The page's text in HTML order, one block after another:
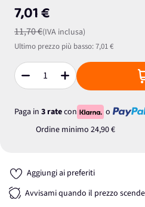
7,01 €
11,70 €(IVA inclusa)
Ultimo prezzo più basso:7,01 €
Quantità
Paga in 3 ratecon
o
Ordine minimo 24,90 €
Aggiungi ai preferiti
Avvisami quando il prezzo scende